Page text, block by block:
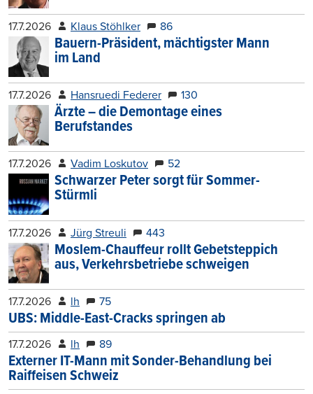
17.7.2026 Klaus Stöhlker 86
Bauern-Präsident, mächtigster Mann
im Land
17.7.2026 Hansruedi Federer 130
Ärzte – die Demontage eines
Berufstandes
17.7.2026 Vadim Loskutov 52
Schwarzer Peter sorgt für Sommer-
Stürmli
17.7.2026 Jürg Streuli 443
Moslem-Chauffeur rollt Gebetsteppich
aus, Verkehrsbetriebe schweigen
17.7.2026 lh 75
UBS: Middle-East-Cracks springen ab
17.7.2026 lh 89
Externer IT-Mann mit Sonder-Behandlung bei
Raiffeisen Schweiz